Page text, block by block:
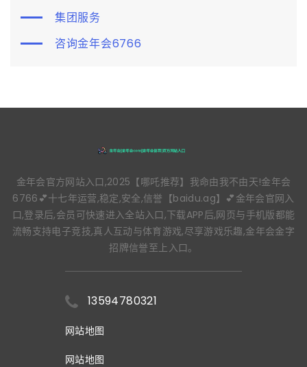
集团服务
咨询金年会6766
金年会官方网站入口,2025【哪吒推荐】我命由我不由天!金年会
6766💕十七年运营,稳定,安全,信誉【baidu.ag】💕金年会官网入
口,登录后,会员可快速进入全站入口,下载APP后,网页与手机版都能
流畅支持电子竞技,真人互动与体育游戏,尽享游戏乐趣,金年会金字
招牌信誉至上入口。
13594780321
网站地图
网站地图